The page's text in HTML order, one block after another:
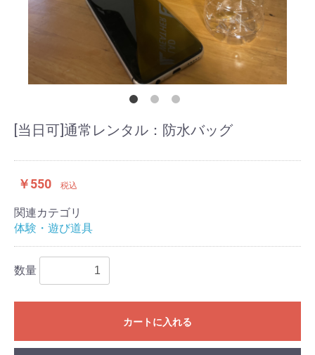
[当日可]通常レンタル：防水バッグ
￥550 税込
関連カテゴリ
体験・遊び道具
数量
カートに入れる